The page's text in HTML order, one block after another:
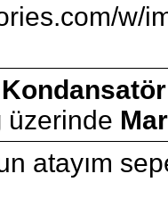
w/
üzerinde
atayım